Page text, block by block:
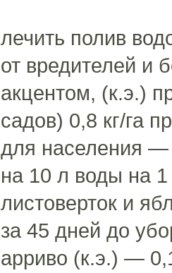
лечить полив
от вредителей и
акцентом, (к.э.)
садов) 0,8 кг/га
для населения —
на 10 л воды на
листоверток и
за 45 дней до
арриво (к.э.) —